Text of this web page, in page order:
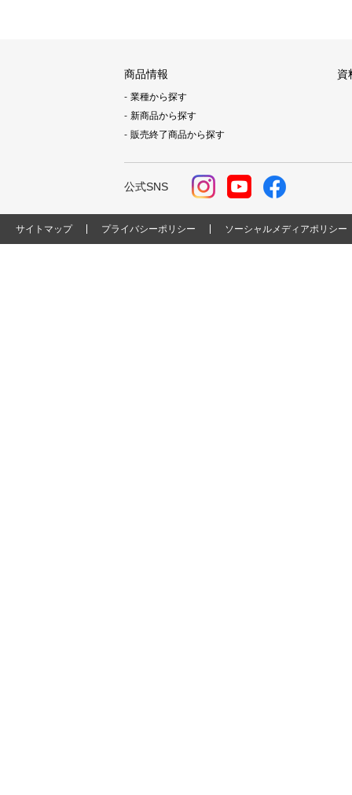
商品情報
業種から探す
新商品から探す
販売終了商品から探す
資
公式SNS
サイトマップ プライバシーポリシー ソーシャルメディアポリシー